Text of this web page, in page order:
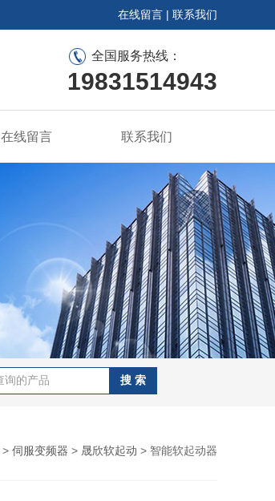
在线留言 | 联系我们
全国服务热线：
19831514943
在线留言 联系我们
> 伺服变频器 > 晟欣软起动 > 智能软起动器